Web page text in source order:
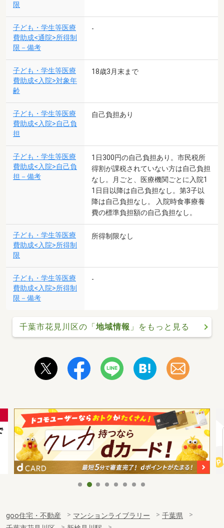
限
子ども・学生等医療
費助成<通院>所得制
限－備考
-
子ども・学生等医療
費助成<入院>対象年
齢
18歳3月末まで
子ども・学生等医療
費助成<入院>自己負
担
自己負担あり
子ども・学生等医療
費助成<入院>自己負
担－備考
1日300円の自己負担あり。市民税所
得割が課税されていない方は自己負担
なし。月ごと、医療機関ごとに入院1
1日目以降は自己負担なし。第3子以
降は自己負担なし。 入院時食事療養
費の標準負担額の自己負担なし。
子ども・学生等医療
費助成<入院>所得制
限
所得制限なし
子ども・学生等医療
費助成<入院>所得制
限－備考
-
千葉市花見川区の「地域情報 」をもっと見る
goo住宅・不動産 マンションライブラリー
千葉県